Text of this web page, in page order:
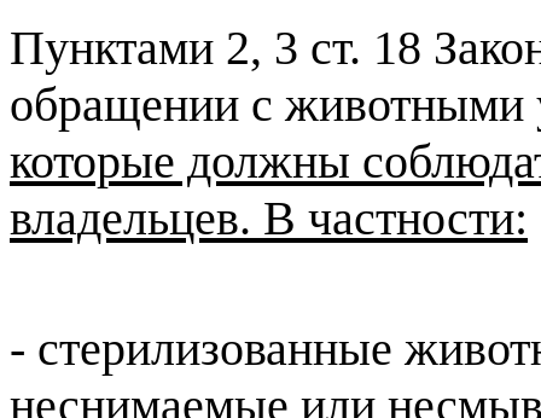
Пунктами 2, 3 ст. 18
обращении с животными
которые должны
владельцев. В частности:
- стерилизованные
неснимаемые или